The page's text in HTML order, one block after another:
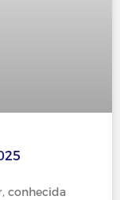
conhecida